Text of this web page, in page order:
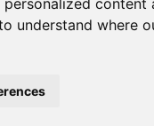
content
understand where